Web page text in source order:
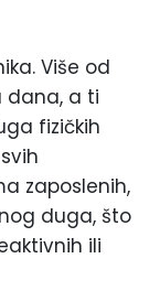
Više od
dana, a ti
fizičkih
zaposlenih,
duga, što
ili